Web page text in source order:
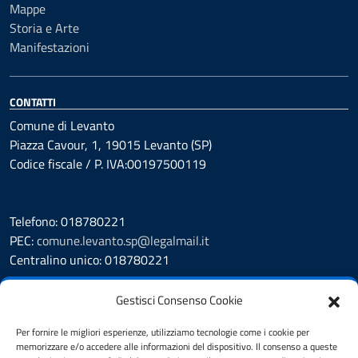
Gestisci Consenso Cookie
Per fornire le migliori esperienze, utilizziamo tecnologie come i cookie per
memorizzare e/o accedere alle informazioni del dispositivo. Il consenso a queste
Mappe
Storia e Arte
Manifestazioni
CONTATTI
Comune di Levanto
Piazza Cavour, 1, 19015 Levanto (SP)
Codice fiscale / P. IVA:00197500119
Telefono: 018780221
PEC:comune.levanto.sp@legalmail.it
Centralino unico: 018780221
Prenotazione appuntamento
Segnalazione disservizio
Whistleblowing